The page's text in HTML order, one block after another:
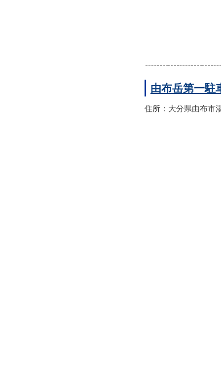
由布岳第一駐
住所：大分県由布市